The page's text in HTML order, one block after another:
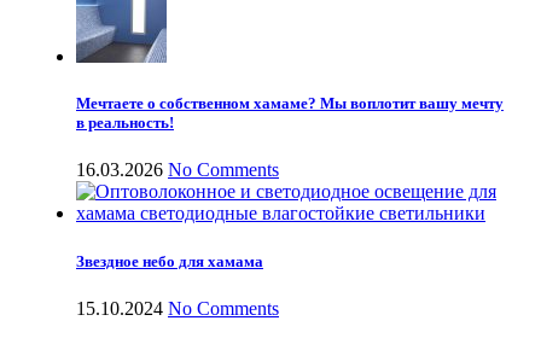
Мечтаете о собственном хамаме? Мы воплотит вашу мечту
в реальность!
16.03.2026 No Comments
Звездное небо для хамама
15.10.2024 No Comments